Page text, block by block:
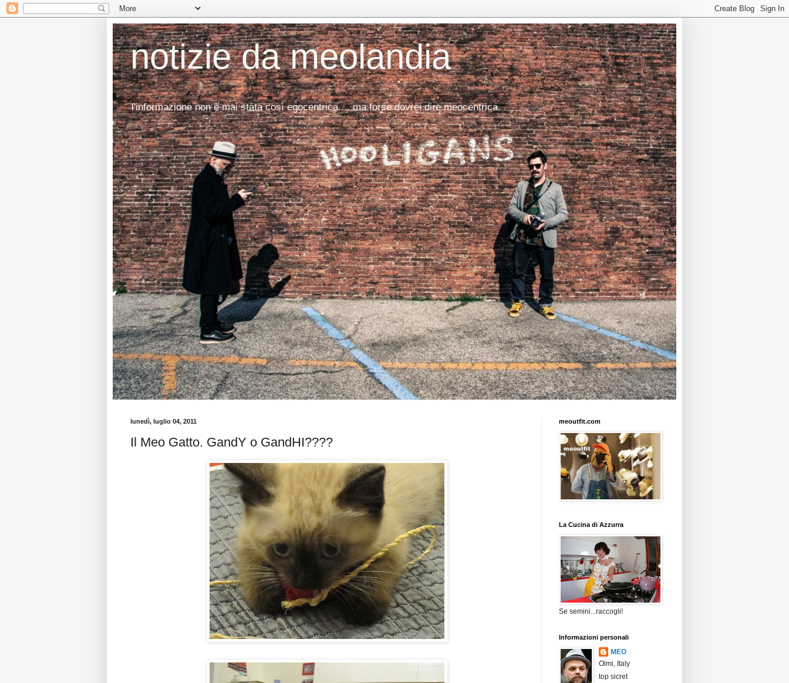
notizie da meolandia
l'informazione non è mai stata così egocentrica.... ma forse dovrei dire meocentrica.
lunedì, luglio 04, 2011
Il Meo Gatto. GandY o GandHI????
meoutfit.com
La Cucina di Azzurra
Se semini...raccogli!
Informazioni personali
MEO
Olmi, Italy
top sicret